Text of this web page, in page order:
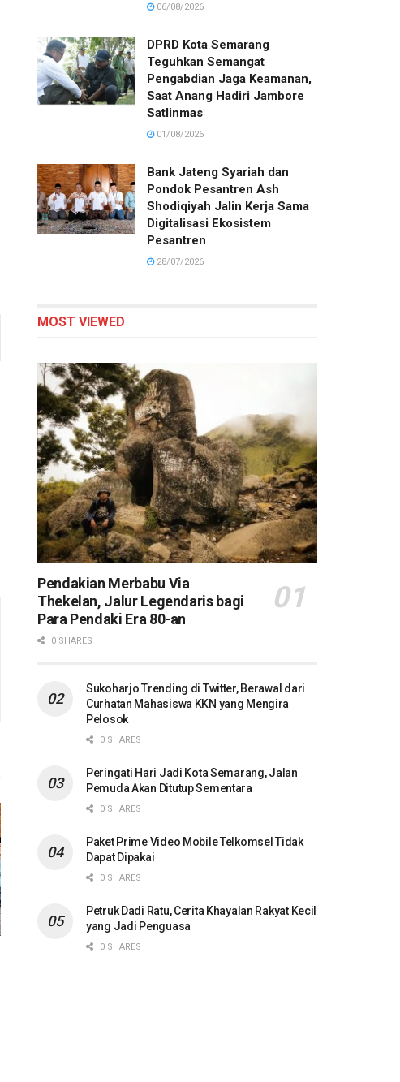
06/08/2026
DPRD Kota Semarang
Teguhkan Semangat
Pengabdian Jaga Keamanan,
Saat Anang Hadiri Jambore
Satlinmas
01/08/2026
Bank Jateng Syariah dan
Pondok Pesantren Ash
Shodiqiyah Jalin Kerja Sama
Digitalisasi Ekosistem
Pesantren
28/07/2026
MOST VIEWED
Pendakian Merbabu Via
Thekelan, Jalur Legendaris bagi
Para Pendaki Era 80-an
0 SHARES
Sukoharjo Trending di Twitter, Berawal dari
Curhatan Mahasiswa KKN yang Mengira
Pelosok
0 SHARES
Peringati Hari Jadi Kota Semarang, Jalan
Pemuda Akan Ditutup Sementara
0 SHARES
Paket Prime Video Mobile Telkomsel Tidak
Dapat Dipakai
0 SHARES
Petruk Dadi Ratu, Cerita Khayalan Rakyat Kecil
yang Jadi Penguasa
0 SHARES